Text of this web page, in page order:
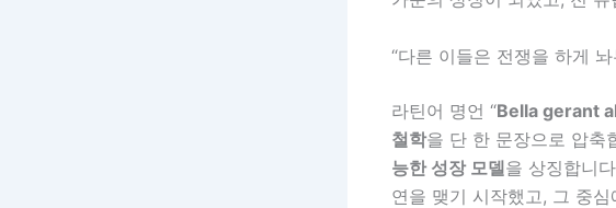
“다른 이들은 전쟁을 하게
라틴어 명언 “Bella gerant
철학을 단 한 문장으로 압축
능한 성장 모델을 상징합니
연을 맺기 시작했고, 그 중심